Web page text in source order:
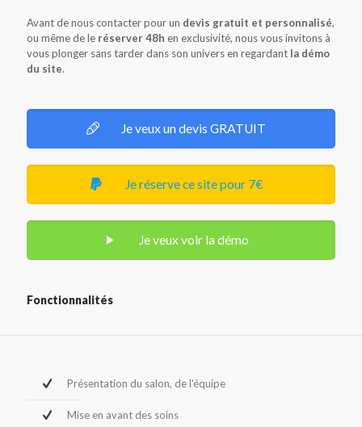
Avant de nous contacter pour un devis gratuit et personnalisé,
ou même de le réserver 48h en exclusivité, nous vous invitons à
vous plonger sans tarder dans son univers en regardant la démo
du site.
Je veux un devis GRATUIT
Je réserve ce site pour 7€
Je veux voir la démo
Fonctionnalités
Présentation du salon, de l'équipe
Mise en avant des soins